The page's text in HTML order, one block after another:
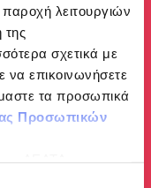
λειτουργιών
της
σχετικά με
να επικοινωνήσετε
τα προσωπικά
Προσωπικών